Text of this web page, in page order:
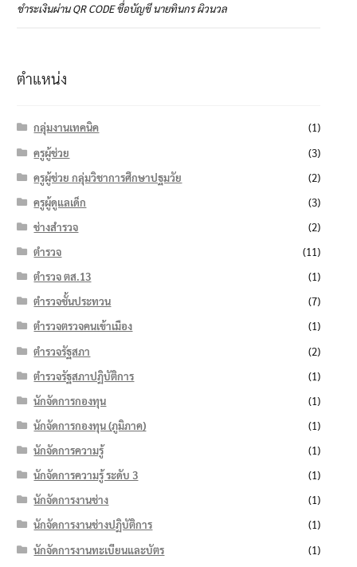
ชำระเงินผ่าน QR CODE ชื่อบัญชี นายทินกร ผิวนวล
ตำแหน่ง
กลุ่มงานเทคนิค
(1)
ครูผู้ช่วย
(3)
ครูผู้ช่วย กลุ่มวิชาการศึกษาปฐมวัย
(2)
ครูผู้ดูแลเด็ก
(3)
ช่างสำรวจ
(2)
ตำรวจ
(11)
ตำรวจ ตส.13
(1)
ตำรวจชั้นประทวน
(7)
ตำรวจตรวจคนเข้าเมือง
(1)
ตำรวจรัฐสภา
(2)
ตำรวจรัฐสภาปฏิบัติการ
(1)
นักจัดการกองทุน
(1)
นักจัดการกองทุน (ภูมิภาค)
(1)
นักจัดการความรู้
(1)
นักจัดการความรู้ ระดับ 3
(1)
นักจัดการงานช่าง
(1)
นักจัดการงานช่างปฏิบัติการ
(1)
นักจัดการงานทะเบียนและบัตร
(1)